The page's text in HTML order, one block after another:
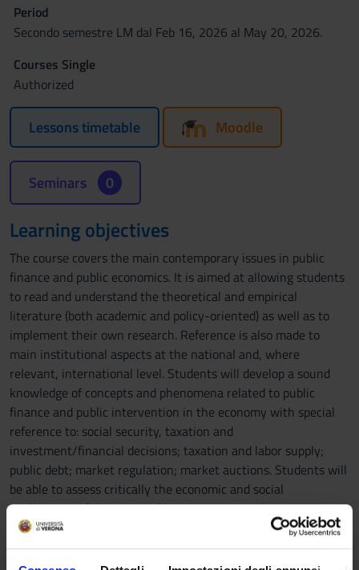
Period
Secondo semestre LM dal Feb 16, 2026 al May 20, 2026.
Courses Single
Authorized
Lessons timetable Moodle
Seminars 0
Learning objectives
The course covers the main contemporary issues in public
finance and public economics. It is aimed at allowing students
to read and understand the theoretical and empirical
literature (both academic and policy-oriented) as well as to
implement their own research. Reference is also made to
main institutional aspects at the national and, where
relevant, international level. Students will develop a sound
knowledge of concepts and phenomena related to public
finance and public intervention in the economy with special
reference to: social security, taxation and
investment/financial decisions; taxation and labor supply;
public debt; market regulation; market auctions. Students will
be able to assess critically the economic and social
implications of the main public intervention schemes.
Students will be also introduced to the use of scientific
software to simulate the impact of public policies on individual
behavior.